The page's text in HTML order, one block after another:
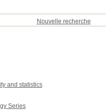
Nouvelle recherche
and statistics
Series